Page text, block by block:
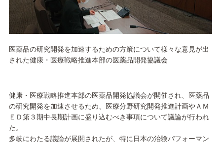
医薬品の研究開発を加速するための方策について様々な意見が出
された健康・医療戦略推進本部の医薬品開発協議会
健康・医療戦略推進本部の医薬品開発協議会が開催され、医薬品
の研究開発を加速させるため、医療分野研究開発推進計画やＡＭ
ＥＤ第３期中長期計画に盛り込むべき事項について議論が行われ
た。
多岐にわたる議論が展開されたが、特に日本の治験パフォーマン